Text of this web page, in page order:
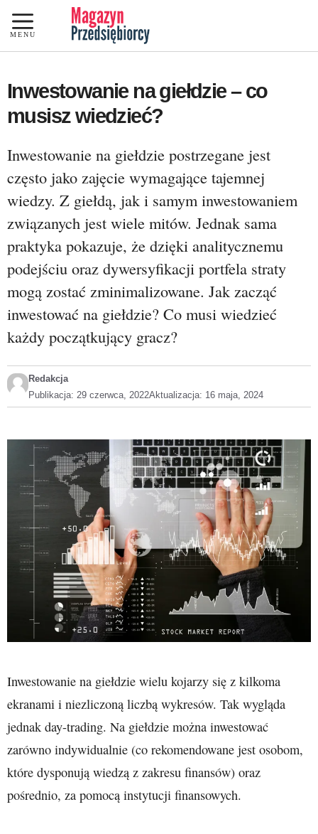
Przejdź
do
treści
MENU
Inwestowanie na giełdzie – co
musisz wiedzieć?
Inwestowanie na giełdzie postrzegane jest
często jako zajęcie wymagające tajemnej
wiedzy. Z giełdą, jak i samym inwestowaniem
związanych jest wiele mitów. Jednak sama
praktyka pokazuje, że dzięki analitycznemu
podejściu oraz dywersyfikacji portfela straty
mogą zostać zminimalizowane. Jak zacząć
inwestować na giełdzie? Co musi wiedzieć
każdy początkujący gracz?
Redakcja
Publikacja: 29 czerwca, 2022Aktualizacja: 16 maja, 2024
Inwestowanie na giełdzie wielu kojarzy się z kilkoma
ekranami i niezliczoną liczbą wykresów. Tak wygląda
jednak day-trading. Na giełdzie można inwestować
zarówno indywidualnie (co rekomendowane jest osobom,
które dysponują wiedzą z zakresu finansów) oraz
pośrednio, za pomocą instytucji finansowych.